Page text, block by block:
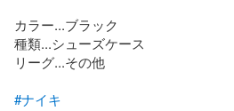
カラー...ブラック
種類...シューズケース
リーグ...その他
#ナイキ